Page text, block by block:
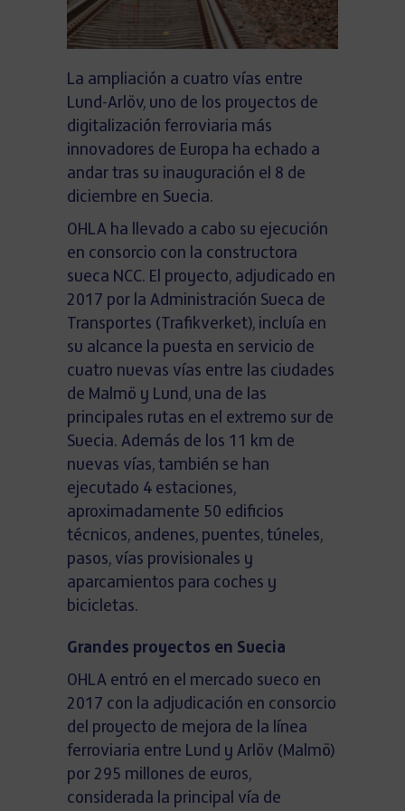
La ampliación a cuatro vías entre
Lund-Arlöv, uno de los proyectos de
digitalización ferroviaria más
innovadores de Europa ha echado a
andar tras su inauguración el 8 de
diciembre en Suecia.
OHLA ha llevado a cabo su ejecución
en consorcio con la constructora
sueca NCC. El proyecto, adjudicado en
2017 por la Administración Sueca de
Transportes (Trafikverket), incluía en
su alcance la puesta en servicio de
cuatro nuevas vías entre las ciudades
de Malmö y Lund, una de las
principales rutas en el extremo sur de
Suecia. Además de los 11 km de
nuevas vías, también se han
ejecutado 4 estaciones,
aproximadamente 50 edificios
técnicos, andenes, puentes, túneles,
pasos, vías provisionales y
aparcamientos para coches y
bicicletas.
Grandes proyectos en Suecia
OHLA entró en el mercado sueco en
2017 con la adjudicación en consorcio
del proyecto de mejora de la línea
ferroviaria entre Lund y Arlöv (Malmö)
por 295 millones de euros,
considerada la principal vía de